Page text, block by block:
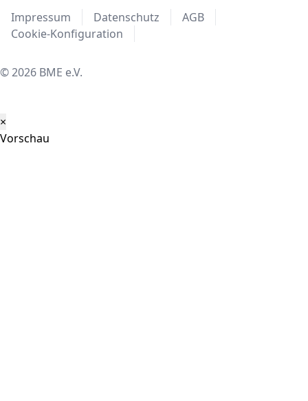
Impressum Datenschutz
AGB
Cookie-Konfiguration
© 2026 BME e.V.
×
Vorschau